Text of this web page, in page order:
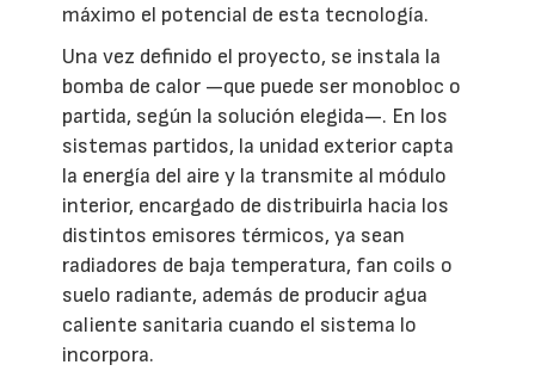
máximo el potencial de esta tecnología.
Una vez definido el proyecto, se instala la
bomba de calor —que puede ser monobloc o
partida, según la solución elegida—. En los
sistemas partidos, la unidad exterior capta
la energía del aire y la transmite al módulo
interior, encargado de distribuirla hacia los
distintos emisores térmicos, ya sean
radiadores de baja temperatura, fan coils o
suelo radiante, además de producir agua
caliente sanitaria cuando el sistema lo
incorpora.